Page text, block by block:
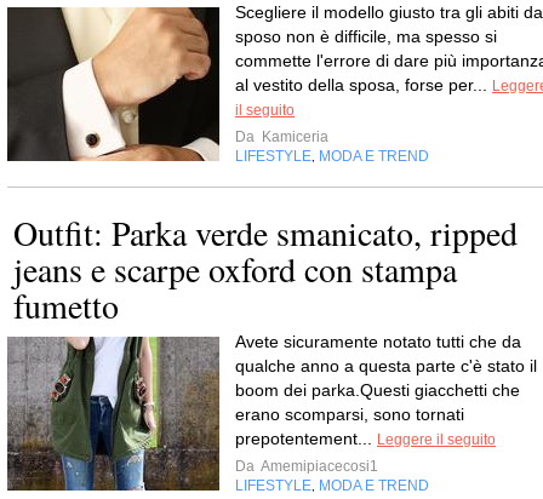
Scegliere il modello giusto tra gli abiti da
sposo non è difficile, ma spesso si
commette l'errore di dare più
al vestito della sposa, forse per...
il seguito
Da Kamiceria
LIFESTYLE MODA E TREND
Outfit: Parka verde smanicato, ripped
jeans e scarpe oxford con stampa
fumetto
Avete sicuramente notato tutti che da
qualche anno a questa parte c'è stato il
boom dei parka.Questi giacchetti che
erano scomparsi, sono tornati
prepotentement...
Leggere il seguito
Da Amemipiacecosi1
LIFESTYLE MODA E TREND